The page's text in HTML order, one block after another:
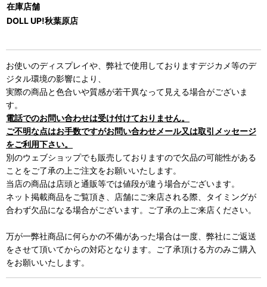
在庫店舗
DOLL UP!秋葉原店
お使いのディスプレイや、弊社で使用しておりますデジカメ等のデ
ジタル環境の影響により、
実際の商品と色合いや質感が若干異なって見える場合がございま
す。
電話でのお問い合わせは受け付けておりません。
ご不明な点はお手数ですがお問い合わせメール又は取引メッセージ
をご利用下さい。
別のウェブショップでも販売しておりますので欠品の可能性がある
ことをご了承の上ご注文をお願いいたします。
当店の商品は店頭と通販等では値段が違う場合がございます。
ネット掲載商品をご覧頂き、店舗にご来店される際、タイミングが
合わず欠品になる場合がございます。ご了承の上ご来店ください。
万が一弊社商品に何らかの不備があった場合は一度、弊社にご返送
をさせて頂いてからの対応となります。ご了承頂ける方のみご購入
をお願いいたします。